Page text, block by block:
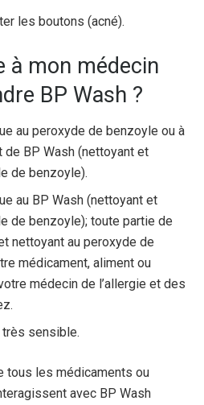
les boutons (acné).
à mon médecin
BP Wash ?
au peroxyde de benzoyle ou à
de BP Wash (nettoyant et
de benzoyle).
au BP Wash (nettoyant et
de benzoyle); toute partie de
nettoyant au peroxyde de
médicament, aliment ou
médecin de l’allergie et des
très sensible.
tous les médicaments ou
avec BP Wash